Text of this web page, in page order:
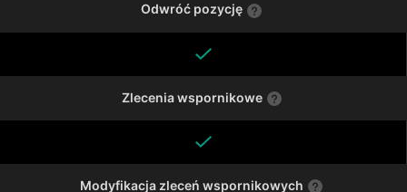
Odwróć pozycję
Zlecenia wspornikowe
Modyfikacja zleceń wspornikowych